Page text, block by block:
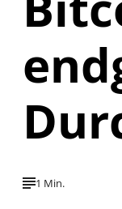
1 Min.